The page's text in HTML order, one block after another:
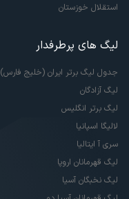
استقلال خوزستان
لیگ های پرطرفدار
جدول لیگ برتر ایران (خلیج فارس)
لیگ آزادگان
لیگ برتر انگلیس
لالیگا اسپانیا
سری آ ایتالیا
لیگ قهرمانان اروپا
لیگ نخبگان آسیا